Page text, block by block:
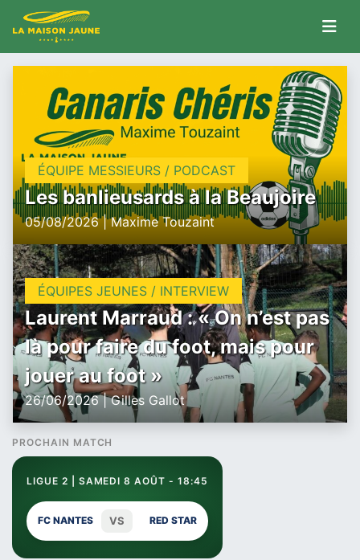
ÉQUIPE MESSIEURS / PODCAST
Les banlieusards à la Beaujoire
05/08/2026 | Maxime Touzaint
ÉQUIPES JEUNES / INTERVIEW
Laurent Marraud : « On n’est pas
là pour faire du foot, mais pour
jouer au foot »
26/06/2026 | Gilles Gallot
PROCHAIN MATCH
LIGUE 2 | SAMEDI 8 AOÛT - 18:45
FC NANTES VS RED STAR